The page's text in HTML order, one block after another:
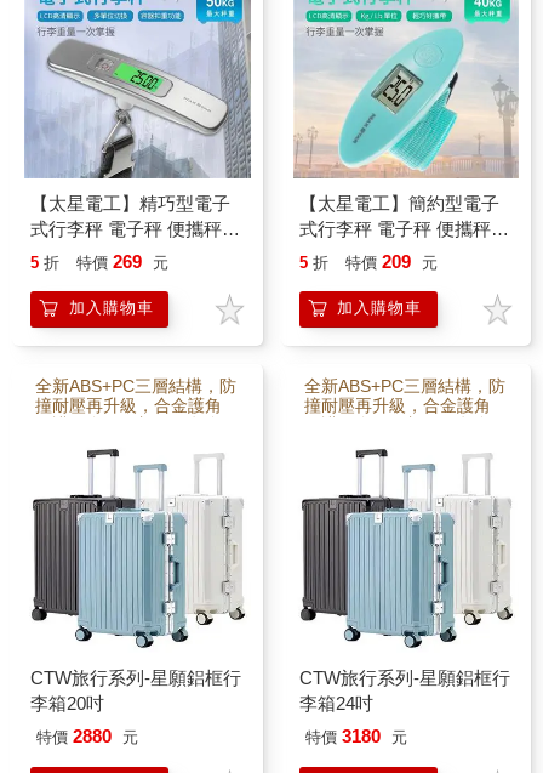
【太星電工】精巧型電子
式行李秤 電子秤 便攜秤
快遞 磅秤 包裹秤 50KG 手
必備
5 折 特價 269 元
加入購物車
【太星電工】簡約型電子
式行李秤 電子秤 便攜秤
快遞 磅秤 包裹秤 40KG 手
必備
5 折 特價 209 元
加入購物車
全新ABS+PC三層結構，防
撞耐壓再升級，合金護角
屬拉桿搭配手機架，追劇
導航超便利。TSA海關鎖，
國際通關更安心。Type-C
與USB雙充電孔，移動中
不怕沒電。摺疊杯架可放
飲料雨傘，箱側掛勾輕鬆
掛小包。360°萬向飛機
輪，推行滑順不卡卡。行
李箱推薦，家庭旅行、商
務差旅必備！
CTW旅行系列-星願鋁框行
李箱20吋
特價 2880 元
全新ABS+PC三層結構，防
撞耐壓再升級，合金護角
屬拉桿搭配手機架，追劇
導航超便利。TSA海關鎖，
與USB雙充電孔，移動中
不怕沒電。摺疊杯架可放
飲料雨傘，箱側掛勾輕鬆
掛小包。360°萬向飛機
輪，推行滑順不卡卡。行
李箱推薦，家庭旅行、商
務差旅必備！
CTW旅行系列-星願鋁框行
李箱24吋
特價 3180 元